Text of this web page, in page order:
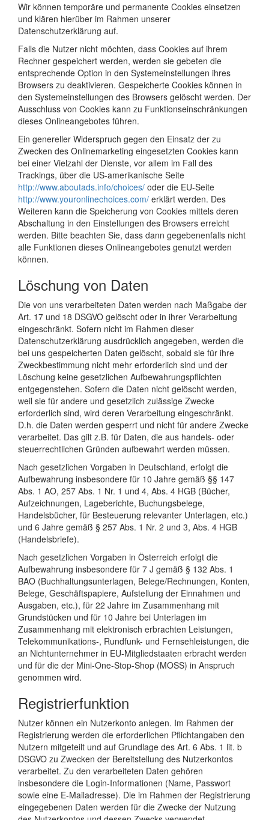
Wir können temporäre und permanente Cookies einsetzen
und klären hierüber im Rahmen unserer
Datenschutzerklärung auf.
Falls die Nutzer nicht möchten, dass Cookies auf ihrem
Rechner gespeichert werden, werden sie gebeten die
entsprechende Option in den Systemeinstellungen ihres
Browsers zu deaktivieren. Gespeicherte Cookies können in
den Systemeinstellungen des Browsers gelöscht werden. Der
Ausschluss von Cookies kann zu Funktionseinschränkungen
dieses Onlineangebotes führen.
Ein genereller Widerspruch gegen den Einsatz der zu
Zwecken des Onlinemarketing eingesetzten Cookies kann
bei einer Vielzahl der Dienste, vor allem im Fall des
Trackings, über die US-amerikanische Seite
http://www.aboutads.info/choices/ oder die EU-Seite
http://www.youronlinechoices.com/ erklärt werden. Des
Weiteren kann die Speicherung von Cookies mittels deren
Abschaltung in den Einstellungen des Browsers erreicht
werden. Bitte beachten Sie, dass dann gegebenenfalls nicht
alle Funktionen dieses Onlineangebotes genutzt werden
können.
Löschung von Daten
Die von uns verarbeiteten Daten werden nach Maßgabe der
Art. 17 und 18 DSGVO gelöscht oder in ihrer Verarbeitung
eingeschränkt. Sofern nicht im Rahmen dieser
Datenschutzerklärung ausdrücklich angegeben, werden die
bei uns gespeicherten Daten gelöscht, sobald sie für ihre
Zweckbestimmung nicht mehr erforderlich sind und der
Löschung keine gesetzlichen Aufbewahrungspflichten
entgegenstehen. Sofern die Daten nicht gelöscht werden,
weil sie für andere und gesetzlich zulässige Zwecke
erforderlich sind, wird deren Verarbeitung eingeschränkt.
D.h. die Daten werden gesperrt und nicht für andere Zwecke
verarbeitet. Das gilt z.B. für Daten, die aus handels- oder
steuerrechtlichen Gründen aufbewahrt werden müssen.
Nach gesetzlichen Vorgaben in Deutschland, erfolgt die
Aufbewahrung insbesondere für 10 Jahre gemäß §§ 147
Abs. 1 AO, 257 Abs. 1 Nr. 1 und 4, Abs. 4 HGB (Bücher,
Aufzeichnungen, Lageberichte, Buchungsbelege,
Handelsbücher, für Besteuerung relevanter Unterlagen, etc.)
und 6 Jahre gemäß § 257 Abs. 1 Nr. 2 und 3, Abs. 4 HGB
(Handelsbriefe).
Nach gesetzlichen Vorgaben in Österreich erfolgt die
Aufbewahrung insbesondere für 7 J gemäß § 132 Abs. 1
BAO (Buchhaltungsunterlagen, Belege/Rechnungen, Konten,
Belege, Geschäftspapiere, Aufstellung der Einnahmen und
Ausgaben, etc.), für 22 Jahre im Zusammenhang mit
Grundstücken und für 10 Jahre bei Unterlagen im
Zusammenhang mit elektronisch erbrachten Leistungen,
Telekommunikations-, Rundfunk- und Fernsehleistungen, die
an Nichtunternehmer in EU-Mitgliedstaaten erbracht werden
und für die der Mini-One-Stop-Shop (MOSS) in Anspruch
genommen wird.
Registrierfunktion
Nutzer können ein Nutzerkonto anlegen. Im Rahmen der
Registrierung werden die erforderlichen Pflichtangaben den
Nutzern mitgeteilt und auf Grundlage des Art. 6 Abs. 1 lit. b
DSGVO zu Zwecken der Bereitstellung des Nutzerkontos
verarbeitet. Zu den verarbeiteten Daten gehören
insbesondere die Login-Informationen (Name, Passwort
sowie eine E-Mailadresse). Die im Rahmen der Registrierung
eingegebenen Daten werden für die Zwecke der Nutzung